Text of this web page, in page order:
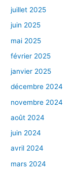
juillet 2025
juin 2025
mai 2025
février 2025
janvier 2025
décembre 2024
novembre 2024
août 2024
juin 2024
avril 2024
mars 2024